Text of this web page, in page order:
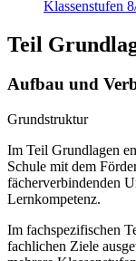
Klassenstufen
Teil
Aufbau und
Grundstruktur
Im Teil Grundlagen
Schule mit dem
fächerverbindenden
Lernkompetenz.
Im fachspezifischen
fachlichen Ziele